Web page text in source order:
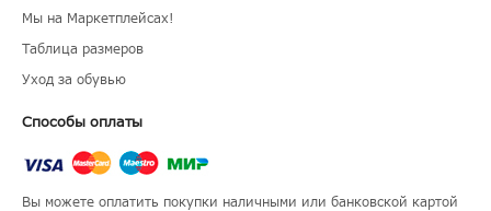
Мы на Маркетплейсах!
Таблица размеров
Уход за обувью
Способы оплаты
Вы можете оплатить покупки наличными или банковской картой